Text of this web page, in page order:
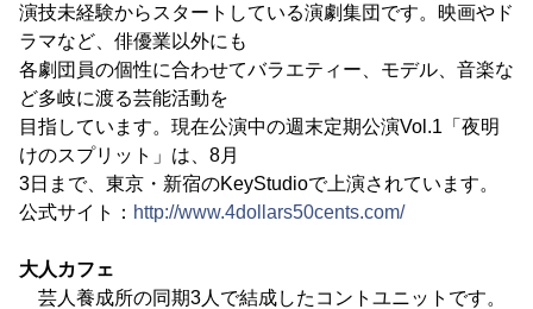
演技未経験からスタートしている演劇集団です。映画やド
ラマなど、俳優業以外にも
各劇団員の個性に合わせてバラエティー、モデル、音楽な
ど多岐に渡る芸能活動を
目指しています。現在公演中の週末定期公演Vol.1「夜明
けのスプリット」は、8月
3日まで、東京・新宿のKeyStudioで上演されています。
公式サイト： http://www.4dollars50cents.com/
大人カフェ
芸人養成所の同期3人で結成したコントユニットです。